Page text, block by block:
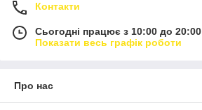
Контакти
Сьогодні працює з 10:00 до 20:00
Показати весь графік роботи
Про нас